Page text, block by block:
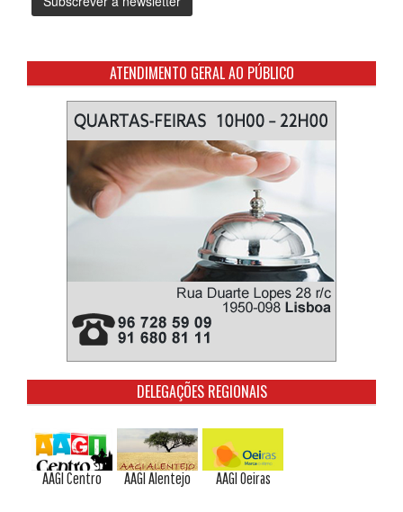
ATENDIMENTO GERAL AO PÚBLICO
DELEGAÇÕES REGIONAIS
AAGI Centro AAGI Alentejo AAGI Oeiras